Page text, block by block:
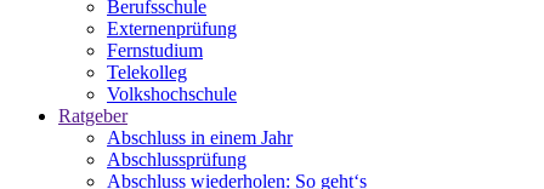
Berufsschule
Externenprüfung
Fernstudium
Telekolleg
Volkshochschule
Ratgeber
Abschluss in einem Jahr
Abschlussprüfung
Abschluss wiederholen: So geht‘s